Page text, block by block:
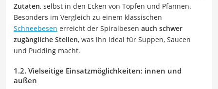
Zutaten, selbst in den Ecken von Töpfen und Pfannen.
Besonders im Vergleich zu einem klassischen
Schneebesen erreicht der Spiralbesen auch schwer
zugängliche Stellen, was ihn ideal für Suppen, Saucen
und Pudding macht.
1.2. Vielseitige Einsatzmöglichkeiten: innen und
außen